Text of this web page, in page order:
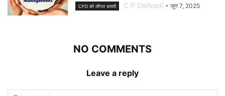
CPD की लीगल डायरी C P Dwivedi - जून 7, 2025
NO COMMENTS
Leave a reply